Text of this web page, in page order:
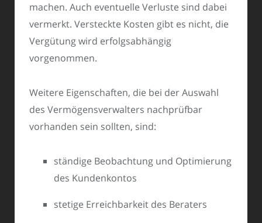
machen. Auch eventuelle Verluste sind dabei
vermerkt. Versteckte Kosten gibt es nicht, die
Vergütung wird erfolgsabhängig
vorgenommen.
Weitere Eigenschaften, die bei der Auswahl
des Vermögensverwalters nachprüfbar
vorhanden sein sollten, sind:
ständige Beobachtung und Optimierung
des Kundenkontos
stetige Erreichbarkeit des Beraters